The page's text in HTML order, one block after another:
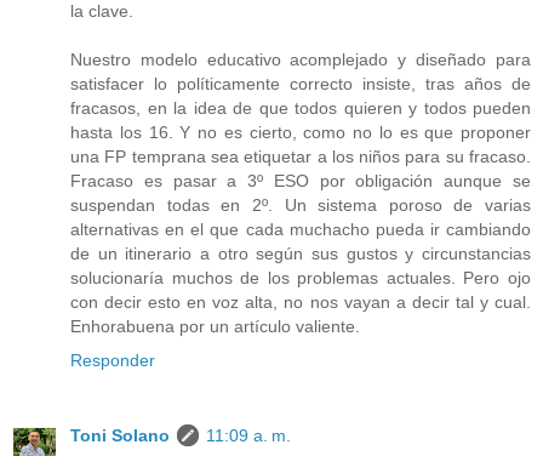
la clave.
Nuestro modelo educativo acomplejado y diseñado para
satisfacer lo políticamente correcto insiste, tras años de
fracasos, en la idea de que todos quieren y todos pueden
hasta los 16. Y no es cierto, como no lo es que proponer
una FP temprana sea etiquetar a los niños para su fracaso.
Fracaso es pasar a 3º ESO por obligación aunque se
suspendan todas en 2º. Un sistema poroso de varias
alternativas en el que cada muchacho pueda ir cambiando
de un itinerario a otro según sus gustos y circunstancias
solucionaría muchos de los problemas actuales. Pero ojo
con decir esto en voz alta, no nos vayan a decir tal y cual.
Enhorabuena por un artículo valiente.
Responder
Toni Solano
11:09 a. m.